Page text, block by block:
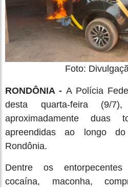
Foto:
RONDÔNIA - A Polícia
desta quarta-feira (9/
aproximadamente duas
apreendidas ao longo
Rondônia.
Dentre os
cocaína, maconha,